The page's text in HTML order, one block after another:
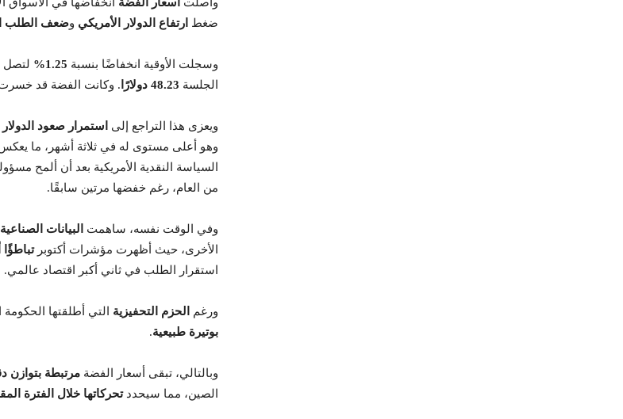
ضغط ارتفاع الدولار الأمريكي وضعف الطلب
وسجلت الأوقية انخفاضًا بنسبة 1.25% لتصل
الجلسة 48.23 دولارًا . وكانت الفضة قد
ويعزى هذا التراجع إلى استمرار صعود
وهو أعلى مستوى له في ثلاثة أشهر، ما
السياسة النقدية الأمريكية بعد أن ألمح
من العام، رغم خفضها مرتين سابقًا.
وفي الوقت نفسه، ساهمت البيانات
الأخرى، حيث أظهرت مؤشرات أكتوبر
استقرار الطلب في ثاني أكبر اقتصاد عالمي.
ورغم الحزم التحفيزية التي أطلقتها الحكومة
بوتيرة طبيعية.
وبالتالي، تبقى أسعار الفضة مرتبطة بتوازن
الصين، مما سيحددتحركاتها خلال الفترة